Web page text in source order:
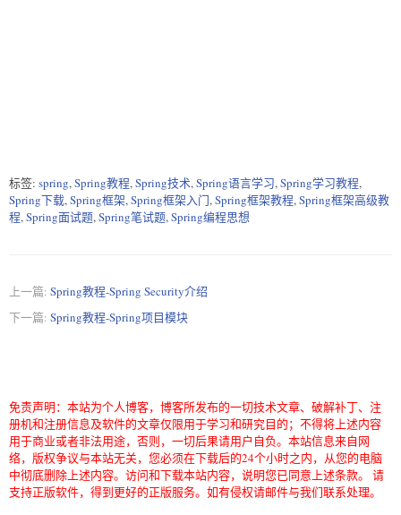
标签: spring,Spring教程,Spring技术,Spring语言学习,Spring学习教程,
Spring下载,Spring框架,Spring框架入门,Spring框架教程,Spring框架高级教
程,Spring面试题,Spring笔试题,Spring编程思想
上一篇: Spring教程-Spring Security介绍
下一篇: Spring教程-Spring项目模块
免责声明：本站为个人博客，博客所发布的一切技术文章、破解补丁、注
册机和注册信息及软件的文章仅限用于学习和研究目的；不得将上述内容
用于商业或者非法用途，否则，一切后果请用户自负。本站信息来自网
络，版权争议与本站无关，您必须在下载后的24个小时之内，从您的电脑
中彻底删除上述内容。访问和下载本站内容，说明您已同意上述条款。 请
支持正版软件，得到更好的正版服务。如有侵权请邮件与我们联系处理。